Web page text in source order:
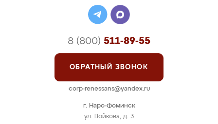
г. Наро-Фоминск
ул. Войкова, д. 3
8 (800) 511-89-55
ОБРАТНЫЙ ЗВОНОК
corp-renessans@yandex.ru